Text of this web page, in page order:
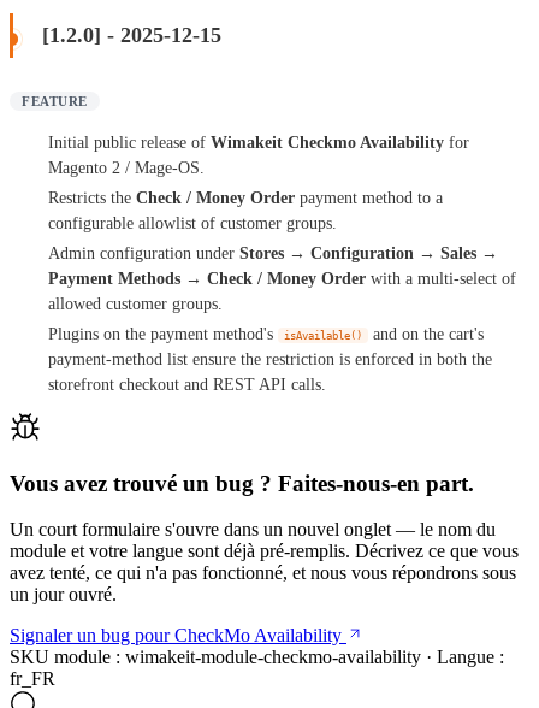
[1.2.0] - 2025-12-15
FEATURE
Initial public release of Wimakeit Checkmo Availability for
Magento 2 / Mage-OS.
Restricts the Check / Money Order payment method to a
configurable allowlist of customer groups.
Admin configuration under Stores → Configuration → Sales →
Payment Methods → Check / Money Order with a multi-select of
allowed customer groups.
Plugins on the payment method's
isAvailable()
and on the cart's
payment-method list ensure the restriction is enforced in both the
storefront checkout and REST API calls.
Vous avez trouvé un bug ? Faites-nous-en part.
Un court formulaire s'ouvre dans un nouvel onglet — le nom du
module et votre langue sont déjà pré-remplis. Décrivez ce que vous
avez tenté, ce qui n'a pas fonctionné, et nous vous répondrons sous
un jour ouvré.
Signaler un bug pour CheckMo Availability
SKU module : wimakeit-module-checkmo-availability · Langue :
fr_FR